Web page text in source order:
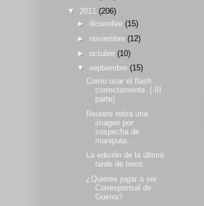
▼ 2011 (206)
► diciembre (15)
► noviembre (12)
► octubre (10)
▼ septiembre (15)
Como usar el flash
correctamente. ( III
parte)
Reuters retira una
imagen por
sospecha de
manipula...
La edición de la última
tarde de toros.
¿Quieres jugar a ser
Corresponsal de
Guerra?